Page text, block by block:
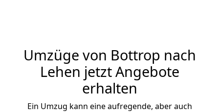
Umzüge von Bottrop nach
Lehen jetzt Angebote
erhalten
Ein Umzug kann eine aufregende, aber auch